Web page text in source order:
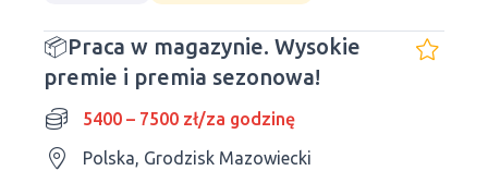
📦Praca w magazynie. Wysokie
premie i premia sezonowa!
5400 – 7500 zł/za godzinę
Polska, Grodzisk Mazowiecki